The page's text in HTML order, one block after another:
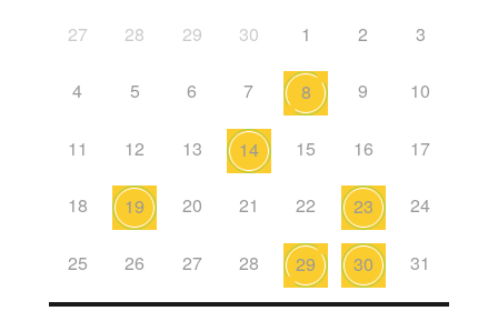
27
28 29 30 1 2 3
4 5 6 7 8 9 10
11 12 13 14 15 16 17
18 19 20 21 22 23 24
25 26 27 28 29 30 31